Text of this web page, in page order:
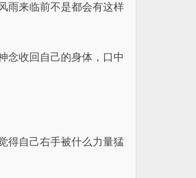
雨来临前不是都会有这样
念收回自己的身体，口中
得自己右手被什么力量猛